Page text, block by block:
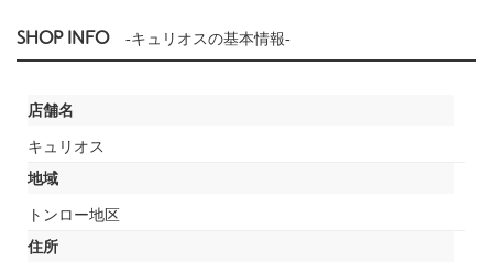
SHOP INFO -キュリオスの基本情報-
店舗名
キュリオス
地域
トンロー地区
住所